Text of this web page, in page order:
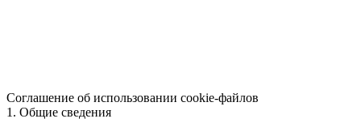
Соглашение об использовании cookie-файлов
1. Общие сведения